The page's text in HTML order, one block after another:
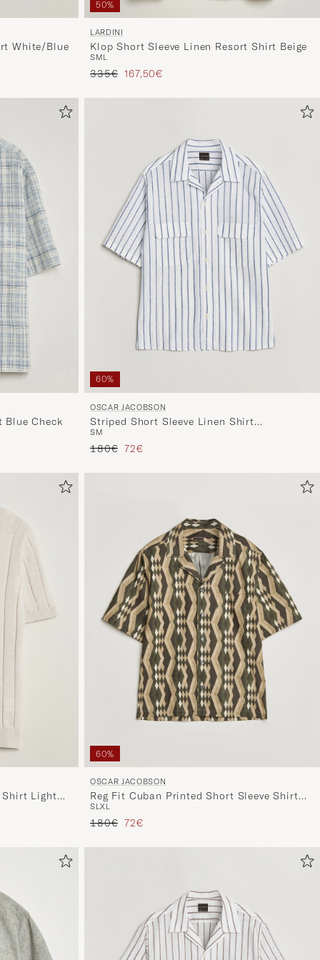
White/Blue
50%
LARDINI
Klop Short Sleeve Linen Resort Shirt Beige
SML
Tavallinen hinta
335€ Alennettu hinta
167,50€
Blue Check
60%
OSCAR JACOBSON
Striped Short Sleeve Linen Shirt
Navy/White
SM
Tavallinen hinta
180€ Alennettu hinta
72€
Shirt Light
60%
OSCAR JACOBSON
Reg Fit Cuban Printed Short Sleeve Shirt
Olive
SLXL
Tavallinen hinta
180€ Alennettu hinta
72€